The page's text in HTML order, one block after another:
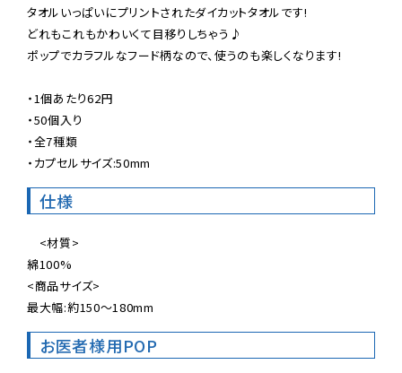
タオルいっぱいにプリントされたダイカットタオルです!
どれもこれもかわいくて目移りしちゃう♪
ポップでカラフルなフード柄なので、使うのも楽しくなります!
・1個あたり62円
・50個入り
・全7種類
・カプセルサイズ:50mm
仕様
<材質>
綿100%
<商品サイズ>
最大幅:約150〜180mm
お医者様用POP